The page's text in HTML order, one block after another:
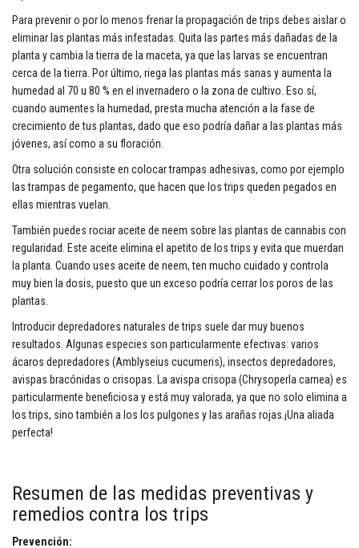
Para prevenir o por lo menos frenar la propagación de trips debes aislar o
eliminar las plantas más infestadas. Quita las partes más dañadas de la
planta y cambia la tierra de la maceta, ya que las larvas se encuentran
cerca de la tierra. Por último, riega las plantas más sanas y aumenta la
humedad al 70 u 80 % en el invernadero o la zona de cultivo. Eso sí,
cuando aumentes la humedad, presta mucha atención a la fase de
crecimiento de tus plantas, dado que eso podría dañar a las plantas más
jóvenes, así como a su floración.
Otra solución consiste en colocar trampas adhesivas, como por ejemplo
las trampas de pegamento, que hacen que los trips queden pegados en
ellas mientras vuelan.
También puedes rociar aceite de neem sobre las plantas de cannabis con
regularidad. Este aceite elimina el apetito de los trips y evita que muerdan
la planta. Cuando uses aceite de neem, ten mucho cuidado y controla
muy bien la dosis, puesto que un exceso podría cerrar los poros de las
plantas.
Introducir depredadores naturales de trips suele dar muy buenos
resultados. Algunas especies son particularmente efectivas: varios
ácaros depredadores (Amblyseius cucumeris), insectos depredadores,
avispas bracónidas o crisopas. La avispa crisopa (Chrysoperla carnea) es
particularmente beneficiosa y está muy valorada, ya que no solo elimina a
los trips, sino también a los los pulgones y las arañas rojas.¡Una aliada
perfecta!
Resumen de las medidas preventivas y
remedios contra los trips
Prevención: